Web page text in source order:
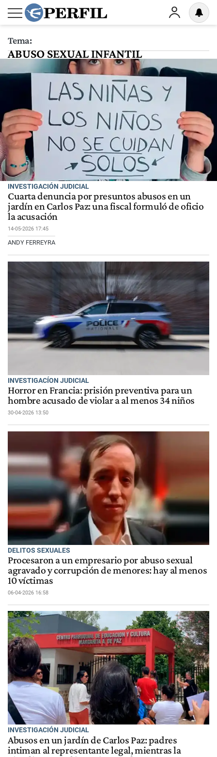
Tema:
ABUSO SEXUAL INFANTIL
INVESTIGACIÓN JUDICIAL
Cuarta denuncia por presuntos abusos en un
jardín en Carlos Paz: una fiscal formuló de oficio
la acusación
14-05-2026 17:45
ANDY FERREYRA
INVESTIGACÍON JUDICIAL
Horror en Francia: prisión preventiva para un
hombre acusado de violar a al menos 34 niños
30-04-2026 13:50
DELITOS SEXUALES
Procesaron a un empresario por abuso sexual
agravado y corrupción de menores: hay al menos
10 víctimas
06-04-2026 16:58
INVESTIGACIÓN JUDICIAL
Abusos en un jardín de Carlos Paz: padres
intiman al representante legal, mientras la